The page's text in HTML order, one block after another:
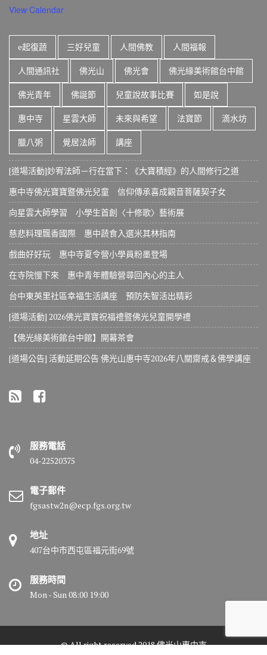
View Calendar
e起復蔬 三好兒童 人間佛教 人間福報
人間通訊社 佛光山 佛光會 佛光緣美術館台中館
佛光青年 佛誕節 兒童說故事比賽 如是說
惠中寺 星雲大師 未來與希望 法寶節 滴水坊
臘八粥 覺居法師 講座
[道場活動]妙宥法師－行在當下：《大寶積經》的人間修行之道
惠中寺佛光寶寶暨佛光兒童 信仰傳承喜成觀音菩薩契子女
向星雲大師學習 小學生首創〈十修歌〉藝術展
慈悲料理飄香國際 惠中蔬食入選米其林指南
戲曲好好玩 惠中寺夏令營小學員粉墨登場
在寺院慢下來 惠中青年體驗營尋回內心的主人
台中東英里社區幸福生活講座 預防失智活出精彩
[道場活動] 2026佛光寶寶祝福禮暨佛光兒童開學禮
【佛光緣美術館台中館】開幕茶會
[道場公告] 活動延期公告 佛光山惠中寺2026年八關齋戒＆佛學講座
服務電話
04-22520375
電子郵件
fgsastw2n@ecp.fgs.org.tw
地址
407台中市西屯區福元街69號
服務時間
Mon - Sun 08:00 19:00
© All right reserved 2018 佛光山惠中寺